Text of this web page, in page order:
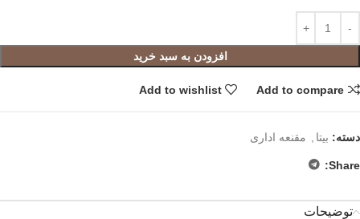
افزودن به سبد خرید
Add to compare
Add to wishlist
دسته: بیتا مقنعه اداری
Share:
توضیحات